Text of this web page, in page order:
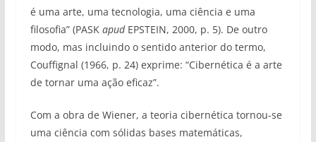
é uma arte, uma tecnologia, uma ciência e uma
filosofia” (PASK apudEPSTEIN, 2000, p. 5). De outro
modo, mas incluindo o sentido anterior do termo,
Couffignal (1966, p. 24) exprime: “Cibernética é a arte
de tornar uma ação eficaz”.
Com a obra de Wiener, a teoria cibernética tornou-se
uma ciência com sólidas bases matemáticas,